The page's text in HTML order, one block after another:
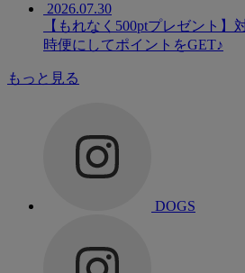
2026.07.30
【もれなく500ptプレゼント
時便にしてポイントをGET♪
もっと見る
DOGS